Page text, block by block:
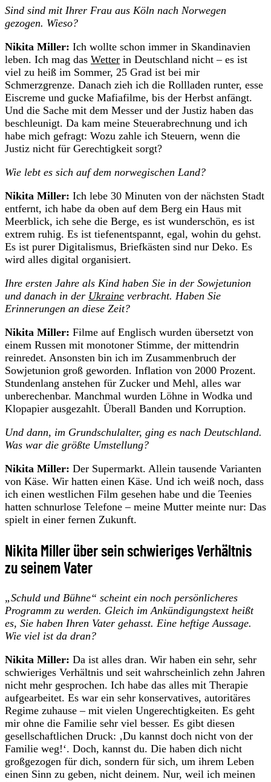
Sind sind mit Ihrer Frau aus Köln nach Norwegen
gezogen. Wieso?
Nikita Miller: Ich wollte schon immer in Skandinavien
leben. Ich mag das Wetter in Deutschland nicht – es ist
viel zu heiß im Sommer, 25 Grad ist bei mir
Schmerzgrenze. Danach zieh ich die Rollladen runter, esse
Eiscreme und gucke Mafiafilme, bis der Herbst anfängt.
Und die Sache mit dem Messer und der Justiz haben das
beschleunigt. Da kam meine Steuerabrechnung und ich
habe mich gefragt: Wozu zahle ich Steuern, wenn die
Justiz nicht für Gerechtigkeit sorgt?
Wie lebt es sich auf dem norwegischen Land?
Nikita Miller: Ich lebe 30 Minuten von der nächsten Stadt
entfernt, ich habe da oben auf dem Berg ein Haus mit
Meerblick, ich sehe die Berge, es ist wunderschön, es ist
extrem ruhig. Es ist tiefenentspannt, egal, wohin du gehst.
Es ist purer Digitalismus, Briefkästen sind nur Deko. Es
wird alles digital organisiert.
Ihre ersten Jahre als Kind haben Sie in der Sowjetunion
und danach in der Ukraine verbracht. Haben Sie
Erinnerungen an diese Zeit?
Nikita Miller: Filme auf Englisch wurden übersetzt von
einem Russen mit monotoner Stimme, der mittendrin
reinredet. Ansonsten bin ich im Zusammenbruch der
Sowjetunion groß geworden. Inflation von 2000 Prozent.
Stundenlang anstehen für Zucker und Mehl, alles war
unberechenbar. Manchmal wurden Löhne in Wodka und
Klopapier ausgezahlt. Überall Banden und Korruption.
Und dann, im Grundschulalter, ging es nach Deutschland.
Was war die größte Umstellung?
Nikita Miller: Der Supermarkt. Allein tausende Varianten
von Käse. Wir hatten einen Käse. Und ich weiß noch, dass
ich einen westlichen Film gesehen habe und die Teenies
hatten schnurlose Telefone – meine Mutter meinte nur: Das
spielt in einer fernen Zukunft.
Nikita Miller über sein schwieriges Verhältnis
zu seinem Vater
„Schuld und Bühne“ scheint ein noch persönlicheres
Programm zu werden. Gleich im Ankündigungstext heißt
es, Sie haben Ihren Vater gehasst. Eine heftige Aussage.
Wie viel ist da dran?
Nikita Miller: Da ist alles dran. Wir haben ein sehr, sehr
schwieriges Verhältnis und seit wahrscheinlich zehn Jahren
nicht mehr gesprochen. Ich habe das alles mit Therapie
aufgearbeitet. Es war ein sehr konservatives, autoritäres
Regime zuhause – mit vielen Ungerechtigkeiten. Es geht
mir ohne die Familie sehr viel besser. Es gibt diesen
gesellschaftlichen Druck: ‚Du kannst doch nicht von der
Familie weg!‘. Doch, kannst du. Die haben dich nicht
großgezogen für dich, sondern für sich, um ihrem Leben
einen Sinn zu geben, nicht deinem. Nur, weil ich meinen